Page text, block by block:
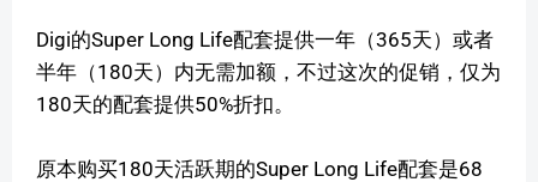
Digi的Super Long Life配套提供一年（365天）或者
半年（180天）内无需加额，不过这次的促销，仅为
180天的配套提供50%折扣。
原本购买180天活跃期的Super Long Life配套是68